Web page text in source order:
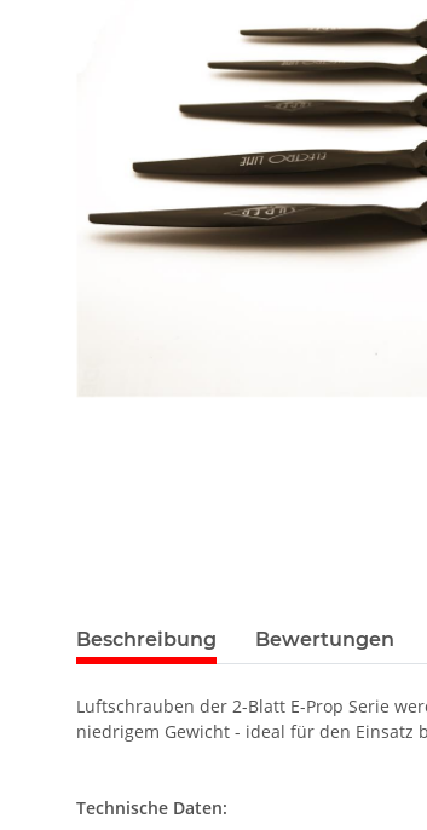
Beschreibung Bewertungen
Luftschrauben der 2-Blatt E-Prop Serie
niedrigem Gewicht - ideal für den
Technische Daten: